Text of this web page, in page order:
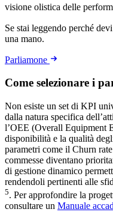
visione olistica delle
Se stai leggendo perché
una mano.
Parliamone
Come selezionare i
Non esiste un set di KPI
dalla natura specifica
l’OEE (Overall Equipment
disponibilità e la qualità
parametri come il Churn
commesse diventano
di gestione dinamico
rendendoli pertinenti alle
5. Per approfondire la
consultare un Manuale